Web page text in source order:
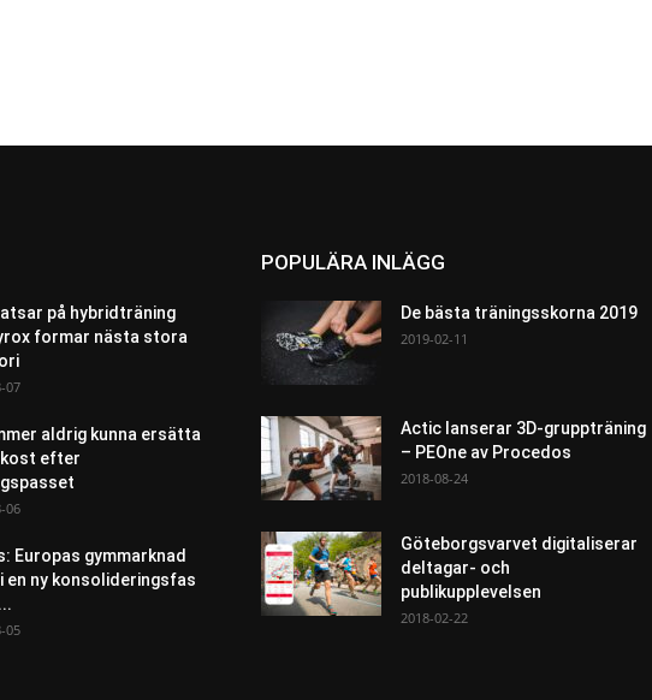
på hybridträning
formar nästa stora
07
aldrig kunna ersätta
efter
06
Europas gymmarknad
en ny konsolideringsfas
05
POPULÄRA INLÄGG
De bästa träningsskorna 2019
2019-02-11
Actic lanserar 3D-gruppträning
– PEOne av Procedos
2018-08-24
Göteborgsvarvet digitaliserar
deltagar- och
publikupplevelsen
2018-02-22